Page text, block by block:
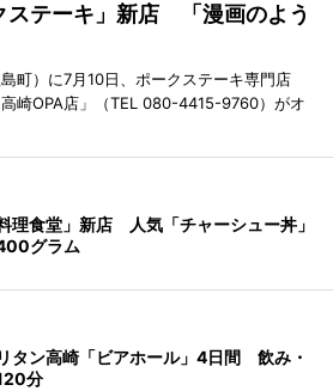
ステーキ」新店 「漫画のよう
町）に7月10日、ポークステーキ専門店
高崎OPA店」（TEL 080-4415-9760）がオ
理食堂」新店 人気「チャーシュー丼」
グラム
タン高崎「ビアホール」4日間 飲み・
分